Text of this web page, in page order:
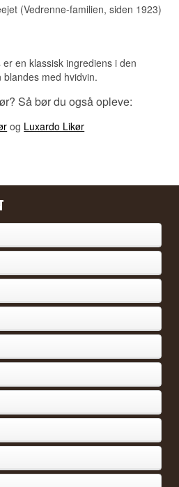
(Vedrenne-familien, siden 1923)
en klassisk ingrediens i den
med hvidvin.
Så bør du også opleve:
og Luxardo Likør